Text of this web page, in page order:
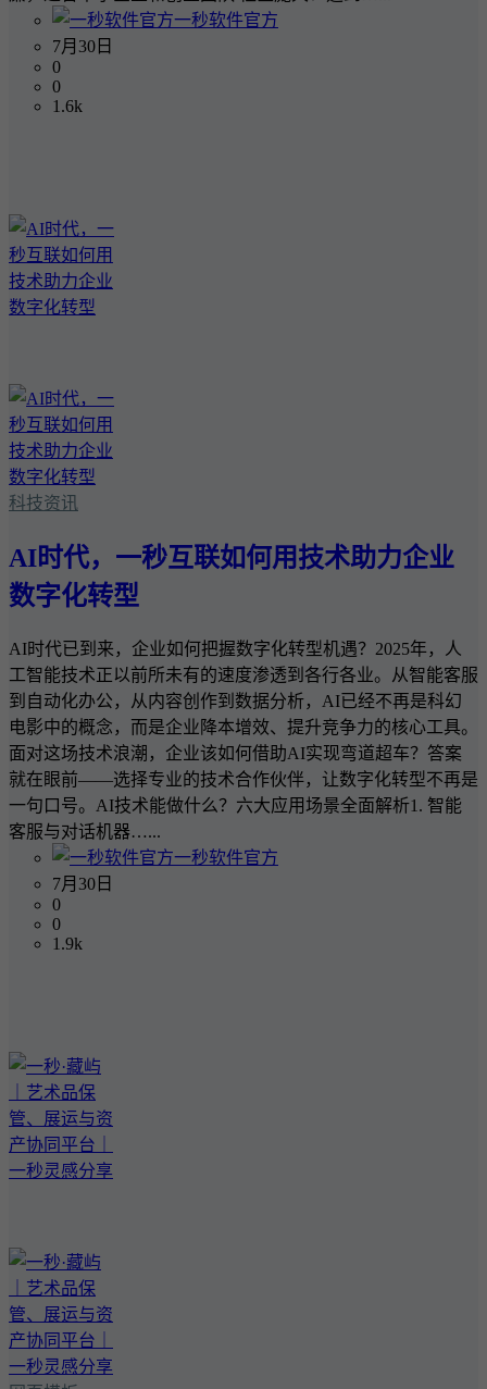
一秒软件官方
7月30日
0
0
1.6k
科技资讯
AI时代，一秒互联如何用技术助力企业
数字化转型
AI时代已到来，企业如何把握数字化转型机遇？2025年，人
工智能技术正以前所未有的速度渗透到各行各业。从智能客服
到自动化办公，从内容创作到数据分析，AI已经不再是科幻
电影中的概念，而是企业降本增效、提升竞争力的核心工具。
面对这场技术浪潮，企业该如何借助AI实现弯道超车？答案
就在眼前——选择专业的技术合作伙伴，让数字化转型不再是
一句口号。AI技术能做什么？六大应用场景全面解析1. 智能
客服与对话机器…...
一秒软件官方
7月30日
0
0
1.9k